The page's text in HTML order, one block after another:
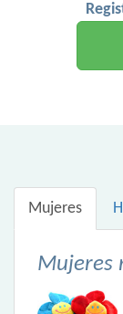
Mujeres
Mujeres